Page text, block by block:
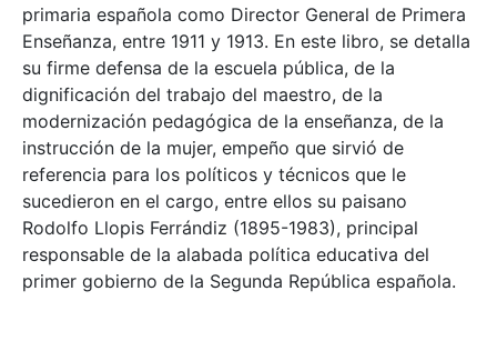
primaria española como Director General de Primera
Enseñanza, entre 1911 y 1913. En este libro, se detalla
su firme defensa de la escuela pública, de la
dignificación del trabajo del maestro, de la
modernización pedagógica de la enseñanza, de la
instrucción de la mujer, empeño que sirvió de
referencia para los políticos y técnicos que le
sucedieron en el cargo, entre ellos su paisano
Rodolfo Llopis Ferrándiz (1895-1983), principal
responsable de la alabada política educativa del
primer gobierno de la Segunda República española.